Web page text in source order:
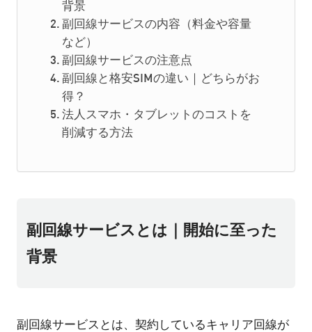
背景
副回線サービスの内容（料金や容量
など）
副回線サービスの注意点
副回線と格安SIMの違い｜どちらがお
得？
法人スマホ・タブレットのコストを
削減する方法
副回線サービスとは｜開始に至った
背景
副回線サービスとは、契約しているキャリア回線が